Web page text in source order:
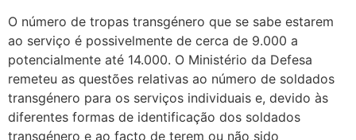
O número de tropas transgénero que se sabe estarem
ao serviço é possivelmente de cerca de 9.000 a
potencialmente até 14.000. O Ministério da Defesa
remeteu as questões relativas ao número de soldados
transgénero para os serviços individuais e, devido às
diferentes formas de identificação dos soldados
transgénero e ao facto de terem ou não sido